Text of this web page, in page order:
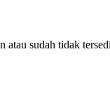
atau sudah tidak